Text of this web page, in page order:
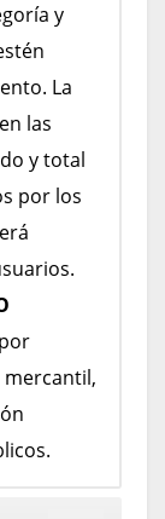
y
La
las
y total
por los